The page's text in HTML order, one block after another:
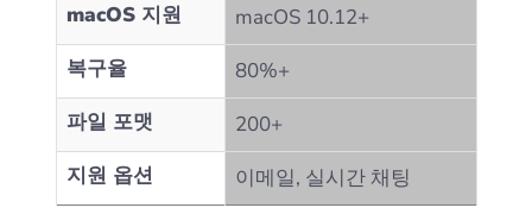
macOS 지원
macOS 10.12+
복구율
80%+
파일 포맷
200+
지원 옵션
이메일, 실시간 채팅